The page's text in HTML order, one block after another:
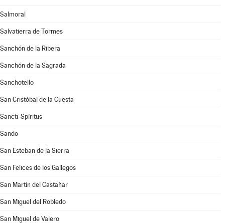
Salmoral
Salvatierra de Tormes
Sanchón de la Ribera
Sanchón de la Sagrada
Sanchotello
San Cristóbal de la Cuesta
Sancti-Spíritus
Sando
San Esteban de la Sierra
San Felices de los Gallegos
San Martín del Castañar
San Miguel del Robledo
San Miguel de Valero